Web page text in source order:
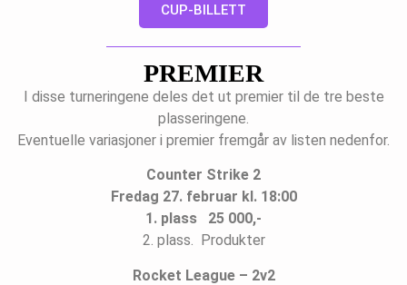
CUP-BILLETT
PREMIER
I disse turneringene deles det ut premier til de tre beste
plasseringene.
Eventuelle variasjoner i premier fremgår av listen nedenfor.
Counter Strike 2
Fredag 27. februar kl. 18:00
1. plass 25 000,-
2. plass. Produkter
Rocket League – 2v2